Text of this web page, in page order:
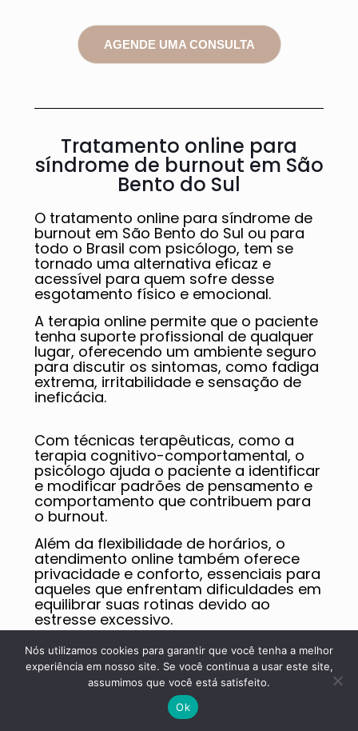
AGENDE UMA CONSULTA
Tratamento online para
síndrome de burnout em São
Bento do Sul
O tratamento online para síndrome de
burnout em São Bento do Sul ou para
todo o Brasil com psicólogo, tem se
tornado uma alternativa eficaz e
acessível para quem sofre desse
esgotamento físico e emocional.
A terapia online permite que o paciente
tenha suporte profissional de qualquer
lugar, oferecendo um ambiente seguro
para discutir os sintomas, como fadiga
extrema, irritabilidade e sensação de
ineficácia.
Com técnicas terapêuticas, como a
terapia cognitivo-comportamental, o
psicólogo ajuda o paciente a identificar
e modificar padrões de pensamento e
comportamento que contribuem para
o burnout.
Além da flexibilidade de horários, o
atendimento online também oferece
privacidade e conforto, essenciais para
aqueles que enfrentam dificuldades em
equilibrar suas rotinas devido ao
estresse excessivo.
O tratamento é personalizado, focando
nas necessidades individuais do
paciente e promovendo um processo
gradual de recuperação.
Nós utilizamos cookies para garantir que você tenha a melhor
experiência em nosso site. Se você continua a usar este site,
assumimos que você está satisfeito.
Ok